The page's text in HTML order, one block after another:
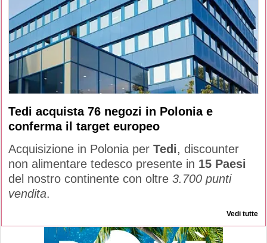
Tedi acquista 76 negozi in Polonia e
conferma il target europeo
Acquisizione in Polonia per Tedi, discounter
non alimentare tedesco presente in 15 Paesi
del nostro continente con oltre 3.700 punti
vendita.
Vedi tutte